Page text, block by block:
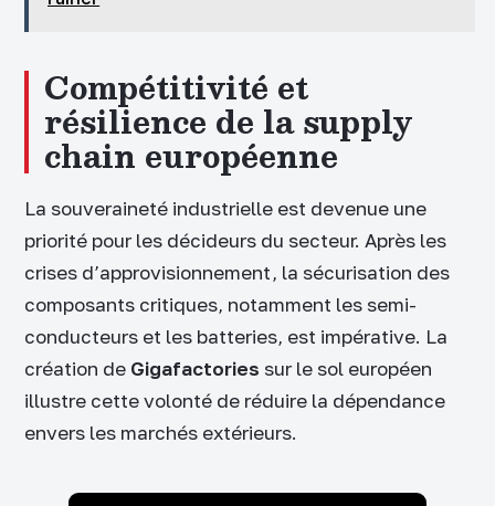
Compétitivité et
résilience de la supply
chain européenne
La souveraineté industrielle est devenue une
priorité pour les décideurs du secteur. Après les
crises d’approvisionnement, la sécurisation des
composants critiques, notamment les semi-
conducteurs et les batteries, est impérative. La
création de Gigafactories sur le sol européen
illustre cette volonté de réduire la dépendance
envers les marchés extérieurs.